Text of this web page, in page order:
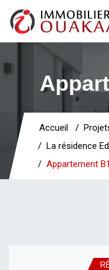
Accueil
La résidence
Appartement